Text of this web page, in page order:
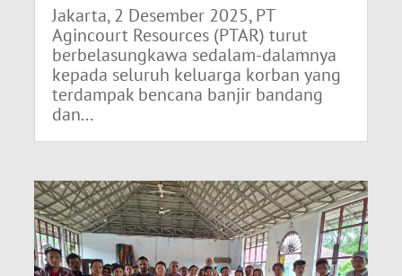
Jakarta, 2 Desember 2025, PT
Agincourt Resources (PTAR) turut
berbelasungkawa sedalam-dalamnya
kepada seluruh keluarga korban yang
terdampak bencana banjir bandang
dan...